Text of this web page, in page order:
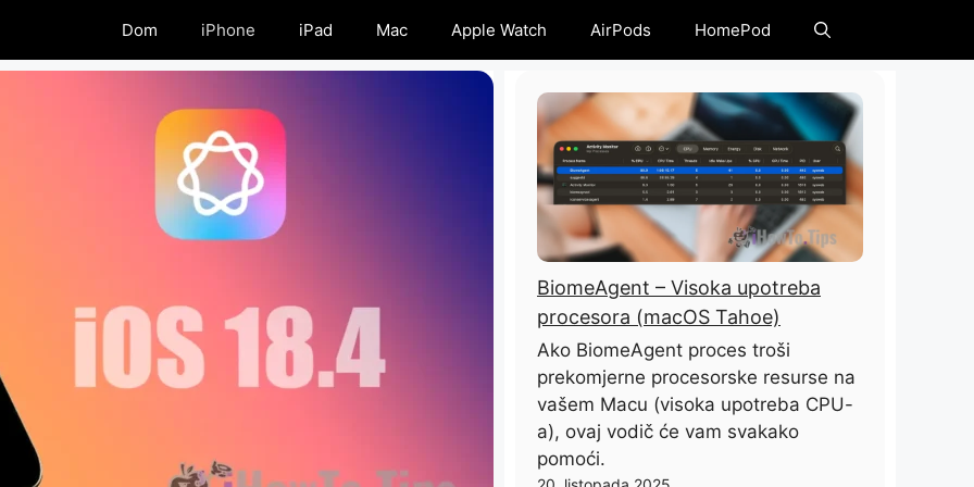
Dom iPhone iPad Mac Apple Watch AirPods HomePod
BiomeAgent – ​​Visoka upotreba
procesora (macOS Tahoe)
Ako BiomeAgent proces troši
prekomjerne procesorske resurse na
vašem Macu (visoka upotreba CPU-
a), ovaj vodič će vam svakako
pomoći.